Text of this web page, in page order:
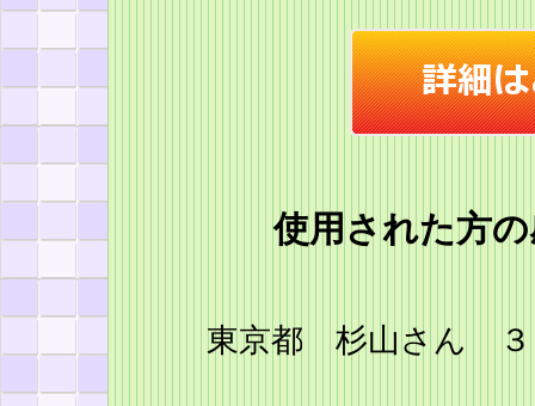
使用された方
東京都 杉山さん ３